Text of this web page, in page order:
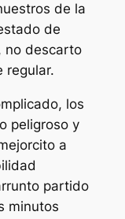
de la
de
no descarto
regular.
los
peligroso y
a
partido
minutos